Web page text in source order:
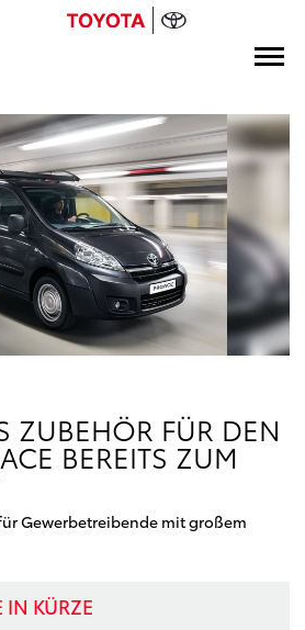
ZUBEHÖR FÜR DEN
BEREITS ZUM
Gewerbetreibende mit großem
IN KÜRZE